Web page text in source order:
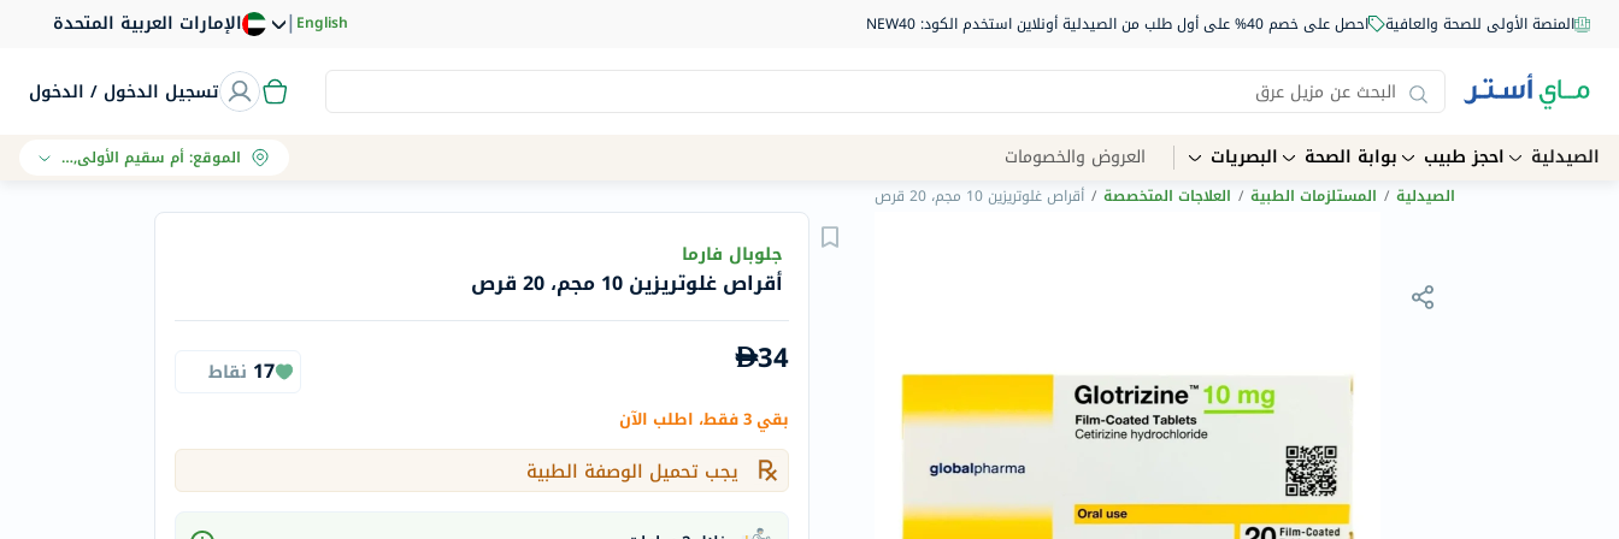
المنصة الأولى للصحة والعافية احصل على خصم 40% على أول طلب من الصيدلية أونلاين استخدم الكود: NEW40 الإمارات العربية المتحدة |English
تسجيل الدخول / الدخول
Navigation
الصيدلية
الماركات
Humantara
betadine
Roche
Posay
الصيدلية احجز طبيب بوابة الصحة البصريات العروض والخصومات الموقع:أم سقيم الأولى, دبي
الصيدلية / المستلزمات الطبية / العلاجات المتخصصة / أقراص غلوتريزين 10 مجم، 20 قرص
جلوبال فارما
أقراص غلوتريزين 10 مجم، 20 قرص
34
17 نقاط
بقي 3 فقط، اطلب الآن
يجب تحميل الوصفة الطبية